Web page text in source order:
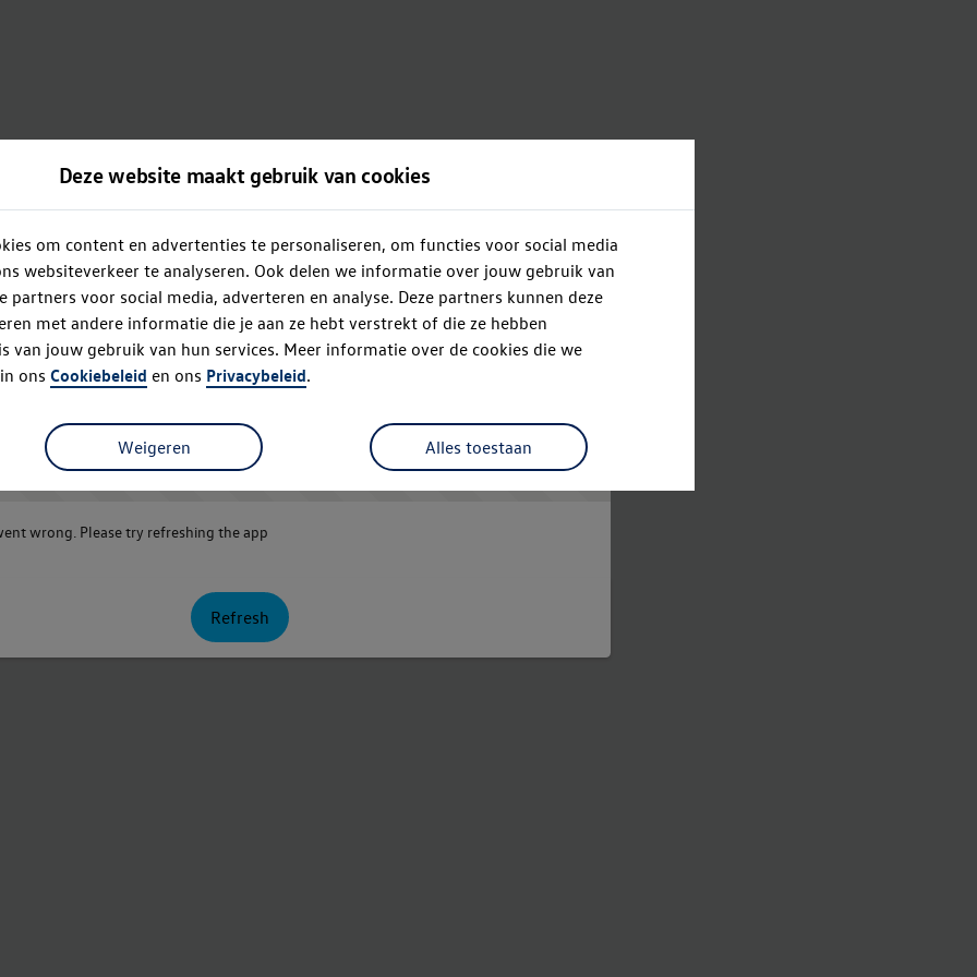
Deze website maakt gebruik van cookies
om content en advertenties te personaliseren, om functies voor social media
websiteverkeer te analyseren. Ook delen we informatie over jouw gebruik van
partners voor social media, adverteren en analyse. Deze partners kunnen deze
met andere informatie die je aan ze hebt verstrekt of die ze hebben
van jouw gebruik van hun services. Meer informatie over de cookies die we
ons Cookiebeleid en ons Privacybeleid.
Alles toestaan
Weigeren Oops!
wrong. Please try refreshing the app
Refresh